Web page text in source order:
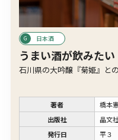
日本酒
うまい酒が飲みたい
石川県の大吟醸『菊姫』と
著者
橋本
出版社
晶文
発行日
平３